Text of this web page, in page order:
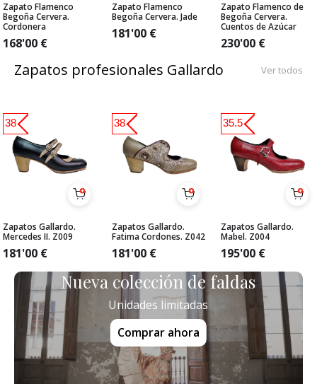
Zapato Flamenco
Begoña Cervera.
Cordonera
168'00 €
Zapato Flamenco
Begoña Cervera. Jade
181'00 €
Zapato Flamenco de
Begoña Cervera.
Cuentos de Azúcar
230'00 €
Zapatos profesionales Gallardo Ver todos
Zapatos Gallardo.
Mercedes II. Z009
181'00 €
38
Zapatos Gallardo.
Fatima Cordones. Z042
181'00 €
38
Zapatos Gallardo.
Mabel. Z004
195'00 €
35.5
Nueva colección de faldas
Unidades limitadas
Comprar ahora